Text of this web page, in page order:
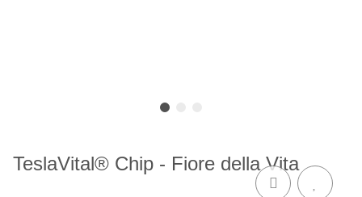
TeslaVital® Chip - Fiore della Vita